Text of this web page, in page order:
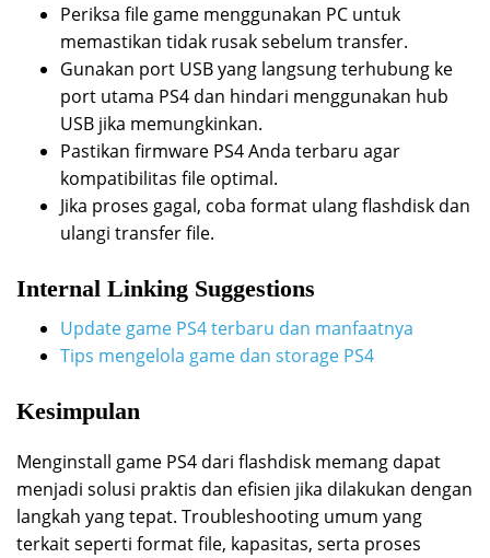
Periksa file game menggunakan PC untuk
memastikan tidak rusak sebelum transfer.
Gunakan port USB yang langsung terhubung ke
port utama PS4 dan hindari menggunakan hub
USB jika memungkinkan.
Pastikan firmware PS4 Anda terbaru agar
kompatibilitas file optimal.
Jika proses gagal, coba format ulang flashdisk dan
ulangi transfer file.
Internal Linking Suggestions
Update game PS4 terbaru dan manfaatnya
Tips mengelola game dan storage PS4
Kesimpulan
Menginstall game PS4 dari flashdisk memang dapat
menjadi solusi praktis dan efisien jika dilakukan dengan
langkah yang tepat. Troubleshooting umum yang
terkait seperti format file, kapasitas, serta proses